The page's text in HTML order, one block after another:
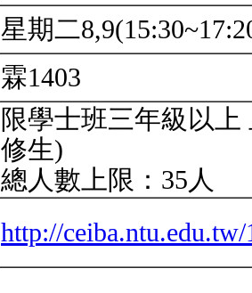
星期二
霖1403
限學士班三年級以
修生)
總人數上限：35人
http://